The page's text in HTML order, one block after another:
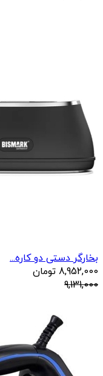
بخارگر دستی دو کاره...
8,952,000 تومان
9,131,000